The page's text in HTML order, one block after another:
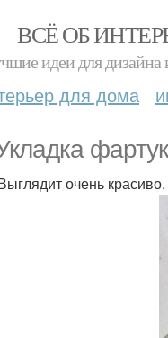
ВСЁ ОБ
идеи для дизайна
для дома
очень